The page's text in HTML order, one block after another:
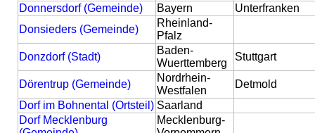
Donnersdorf (Gemeinde)
Bayern
Unterfranken
Donsieders (Gemeinde)
Rheinland-
Pfalz
Donzdorf (Stadt)
Baden-
Wuerttemberg
Stuttgart
Dörentrup (Gemeinde)
Nordrhein-
Westfalen
Detmold
Dorf im Bohnental (Ortsteil) Saarland
Dorf Mecklenburg
Mecklenburg-